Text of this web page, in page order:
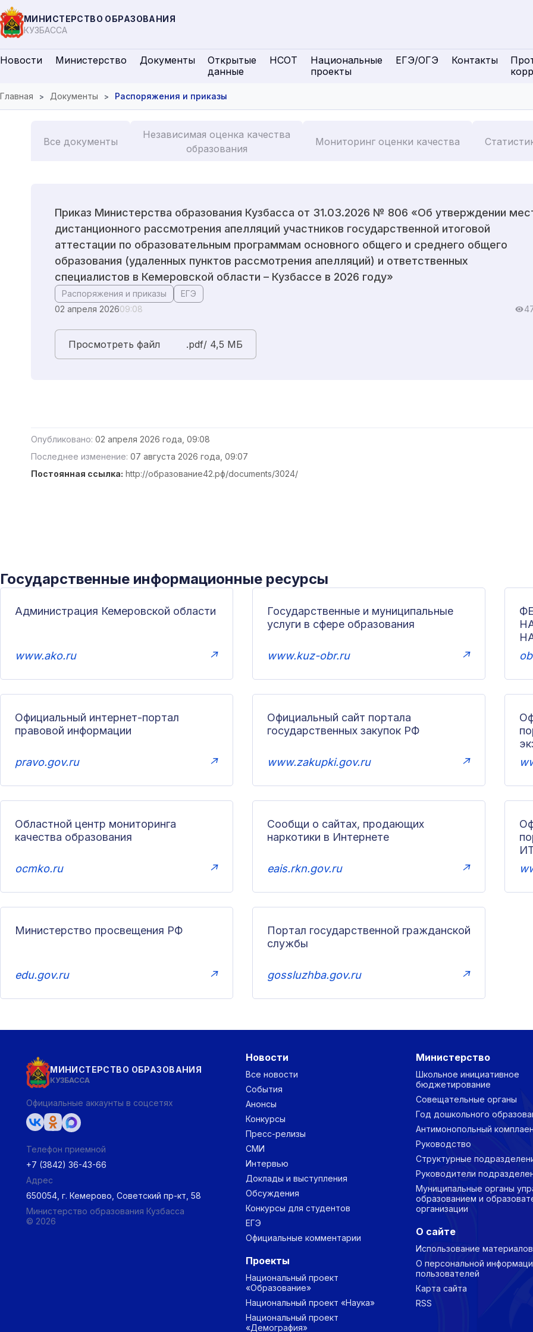
МИНИСТЕРСТВО ОБРАЗОВАНИЯ
КУЗБАССА
Новости Министерство Документы
Открытые
данные
НСОТ
Национальные
проекты
ЕГЭ/ОГЭ Контакты
Главная Документы Распоряжения и приказы
Все документы
Независимая оценка качества
образования
Мониторинг оценки качества
Приказ Министерства образования Кузбасса от 31.03.2026 № 806 «Об утверждении
дистанционного рассмотрения апелляций участников государственной итоговой
аттестации по образовательным программам основного общего и среднего общего
образования (удаленных пунктов рассмотрения апелляций) и ответственных
специалистов в Кемеровской области – Кузбассе в 2026 году»
Распоряжения и приказы
ЕГЭ
02 апреля 202609:08
Просмотреть файл .pdf/ 4,5 MБ
Опубликовано: 02 апреля 2026 года, 09:08
Последнее изменение: 07 августа 2026 года, 09:07
Постоянная ссылка: http://образование42.рф/documents/3024/
Государственные информационные ресурсы
Администрация Кемеровской области
www.ako.ru ↗
Государственные и муниципальные
услуги в сфере образования
www.kuz-obr.ru ↗
Официальный интернет-портал
правовой информации
pravo.gov.ru ↗
Официальный сайт портала
государственных закупок РФ
www.zakupki.gov.ru ↗
Областной центр мониторинга
качества образования
ocmko.ru ↗
Сообщи о сайтах, продающих
наркотики в Интернете
eais.rkn.gov.ru ↗
Министерство просвещения РФ
edu.gov.ru ↗
Портал государственной гражданской
службы
gossluzhba.gov.ru ↗
МИНИСТЕРСТВО ОБРАЗОВАНИЯ
КУЗБАССА
Официальные аккаунты в соцсетях
Телефон приемной
+7 (3842) 36-43-66
Адрес
650054, г. Кемерово, Советский пр-кт, 58
Министерство образования Кузбасса
© 2026
Новости
Все новости
События
Анонсы
Конкурсы
Пресс-релизы
СМИ
Интервью
Доклады и выступления
Обсуждения
Конкурсы для студентов
ЕГЭ
Официальные комментарии
Проекты
Национальный проект
«Образование»
Национальный проект «Наука»
Национальный проект
«Демография»
Министерство
Школьное инициативное
бюджетирование
Совещательные органы
Год дошкольного
Антимонопольный
Руководство
Структурные
Руководители
Муниципальные органы
образованием и
организации
О сайте
Использование материалов
О персональной
пользователей
Карта сайта
RSS